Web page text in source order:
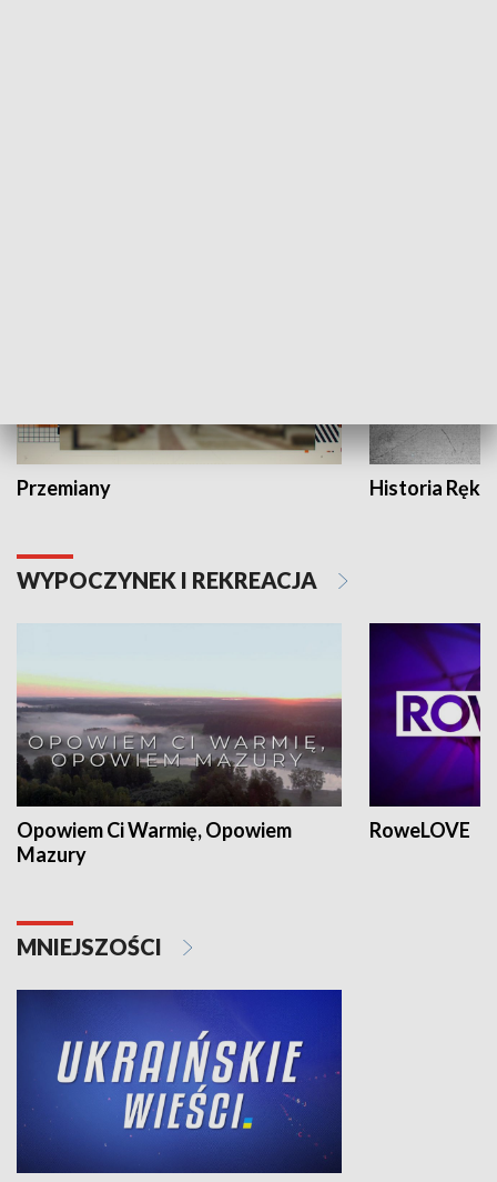
Przemiany Historia Ręką
WYPOCZYNEK I REKREACJA
Opowiem Ci Warmię, Opowiem
Mazury
RoweLOVE
MNIEJSZOŚCI